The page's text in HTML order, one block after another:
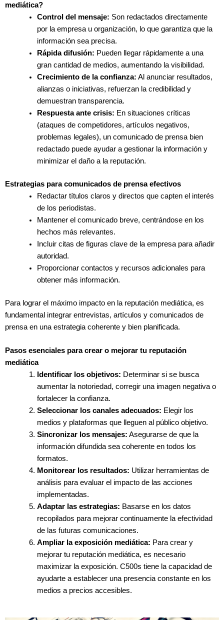
mediática?
Control del mensaje: Son redactados directamente
por la empresa u organización, lo que garantiza que la
información sea precisa.
Rápida difusión: Pueden llegar rápidamente a una
gran cantidad de medios, aumentando la visibilidad.
Crecimiento de la confianza: Al anunciar resultados,
alianzas o iniciativas, refuerzan la credibilidad y
demuestran transparencia.
Respuesta ante crisis: En situaciones críticas
(ataques de competidores, artículos negativos,
problemas legales), un comunicado de prensa bien
redactado puede ayudar a gestionar la información y
minimizar el daño a la reputación.
Estrategias para comunicados de prensa efectivos
Redactar títulos claros y directos que capten el interés
de los periodistas.
Mantener el comunicado breve, centrándose en los
hechos más relevantes.
Incluir citas de figuras clave de la empresa para añadir
autoridad.
Proporcionar contactos y recursos adicionales para
obtener más información.
Para lograr el máximo impacto en la reputación mediática, es
fundamental integrar entrevistas, artículos y comunicados de
prensa en una estrategia coherente y bien planificada.
Pasos esenciales para crear o mejorar tu reputación
mediática
Identificar los objetivos: Determinar si se busca
aumentar la notoriedad, corregir una imagen negativa o
fortalecer la confianza.
Seleccionar los canales adecuados: Elegir los
medios y plataformas que lleguen al público objetivo.
Sincronizar los mensajes: Asegurarse de que la
información difundida sea coherente en todos los
formatos.
Monitorear los resultados: Utilizar herramientas de
análisis para evaluar el impacto de las acciones
implementadas.
Adaptar las estrategias: Basarse en los datos
recopilados para mejorar continuamente la efectividad
de las futuras comunicaciones.
Ampliar la exposición mediática: Para crear y
mejorar tu reputación mediática, es necesario
maximizar la exposición. C500s tiene la capacidad de
ayudarte a establecer una presencia constante en los
medios a precios accesibles.